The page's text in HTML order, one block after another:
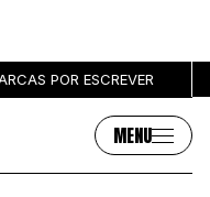
POR ESCREVER
MENU